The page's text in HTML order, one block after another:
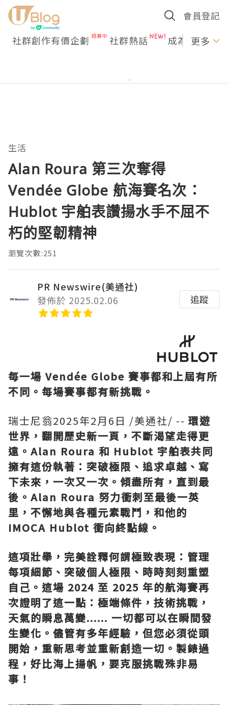
會員登記
社群創作有價企劃 社群熱話 成為U更多
生活
Alan Roura 第三次奪得
Vendée Globe 航海賽名次：
Hublot 宇舶表讚揚水手不屈不
朽的堅韌精神
瀏覽次數:251
PR Newswire(美通社)
發佈於 2025.02.06
追蹤
每一場 Vendée Globe 賽事都和上屆有所
不同。每場賽事都有新挑戰。
瑞士尼翁2025年2月6日 /美通社/ -- 環遊
世界，翻開歷史新一頁，不斷渴望走得更
遠。Alan Roura 和 Hublot 宇舶表共同
擁有這份執著：突破極限、追求卓越、寫
下未來，一次又一次。傾盡所有，直到最
後。Alan Roura 努力衝刺至最後一英
里，不懈地與各種元素戰鬥，和他的
IMOCA Hublot 衝向終點線。
這項壯舉，完美詮釋何謂極致表現：管理
每項細節、突破個人極限、時時刻刻重塑
自己。這場 2024 至 2025 年的航海賽再
次證明了這一點：極端條件，技術挑戰，
天氣的瞬息萬變...... 一切都可以在瞬間發
生變化。儘管有多年經驗，但您必須從頭
開始，重新思考並重新創造一切。製錶過
程，好比海上揚帆，要克服挑戰殊非易
事！